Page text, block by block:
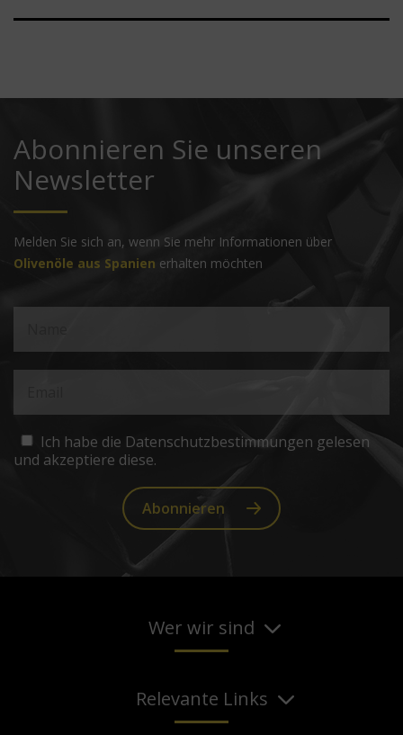
Ich habe die Datenschutzbestimmungen gelesen
und akzeptiere diese.
Abonnieren
Abonnieren Sie unseren
Newsletter
Melden Sie sich an, wenn Sie mehr Informationen über
Olivenöle aus Spanien erhalten möchten
Wer wir sind
Relevante Links